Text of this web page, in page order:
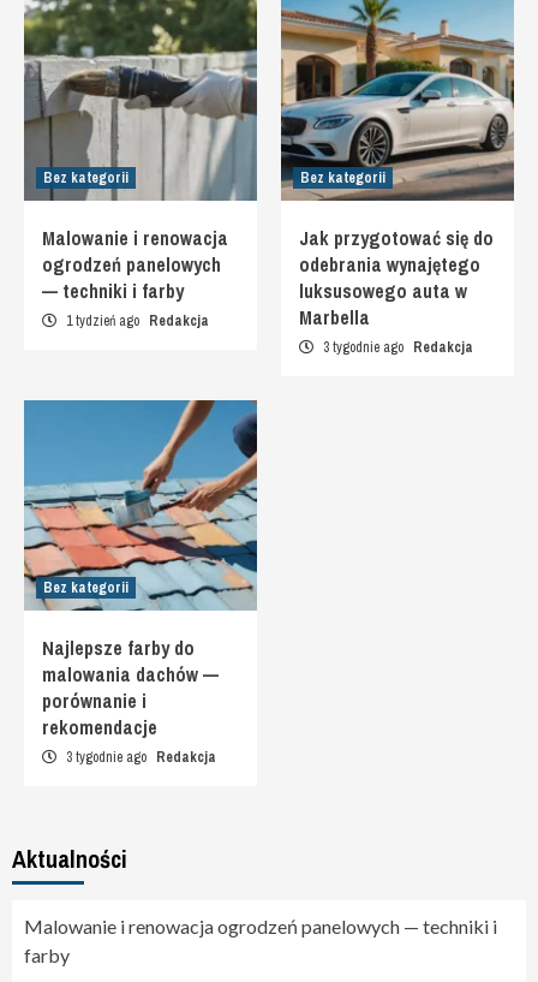
Bez kategorii
Malowanie i renowacja
ogrodzeń panelowych
— techniki i farby
1 tydzień ago Redakcja
Bez kategorii
Jak przygotować się do
odebrania wynajętego
luksusowego auta w
Marbella
3 tygodnie ago Redakcja
Bez kategorii
Najlepsze farby do
malowania dachów —
porównanie i
rekomendacje
3 tygodnie ago Redakcja
Aktualności
Malowanie i renowacja ogrodzeń panelowych — techniki i
farby